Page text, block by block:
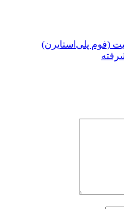
(فوم پلی‌استایرن)